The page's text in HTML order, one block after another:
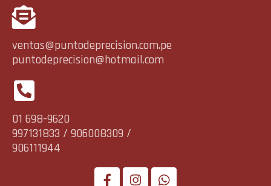
ventas@puntodeprecision.com.pe
puntodeprecision@hotmail.com
01 698-9620
997131833 / 906008309 /
906111944